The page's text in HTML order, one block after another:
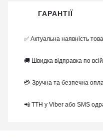
ГАРАНТІЇ
✅ Актуальна наявність
🚚 Швидка відправка по всій
💳 Зручна та безпечна
📲 ТТН у Viber або SMS